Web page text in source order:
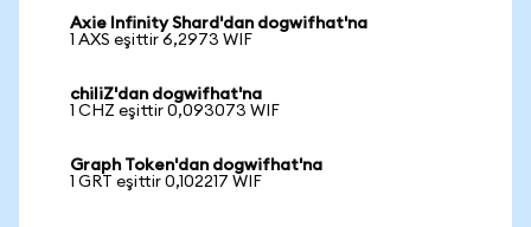
Axie Infinity Shard'dan dogwifhat'na
1 AXS eşittir 6,2973 WIF
chiliZ'dan dogwifhat'na
1 CHZ eşittir 0,093073 WIF
Graph Token'dan dogwifhat'na
1 GRT eşittir 0,102217 WIF